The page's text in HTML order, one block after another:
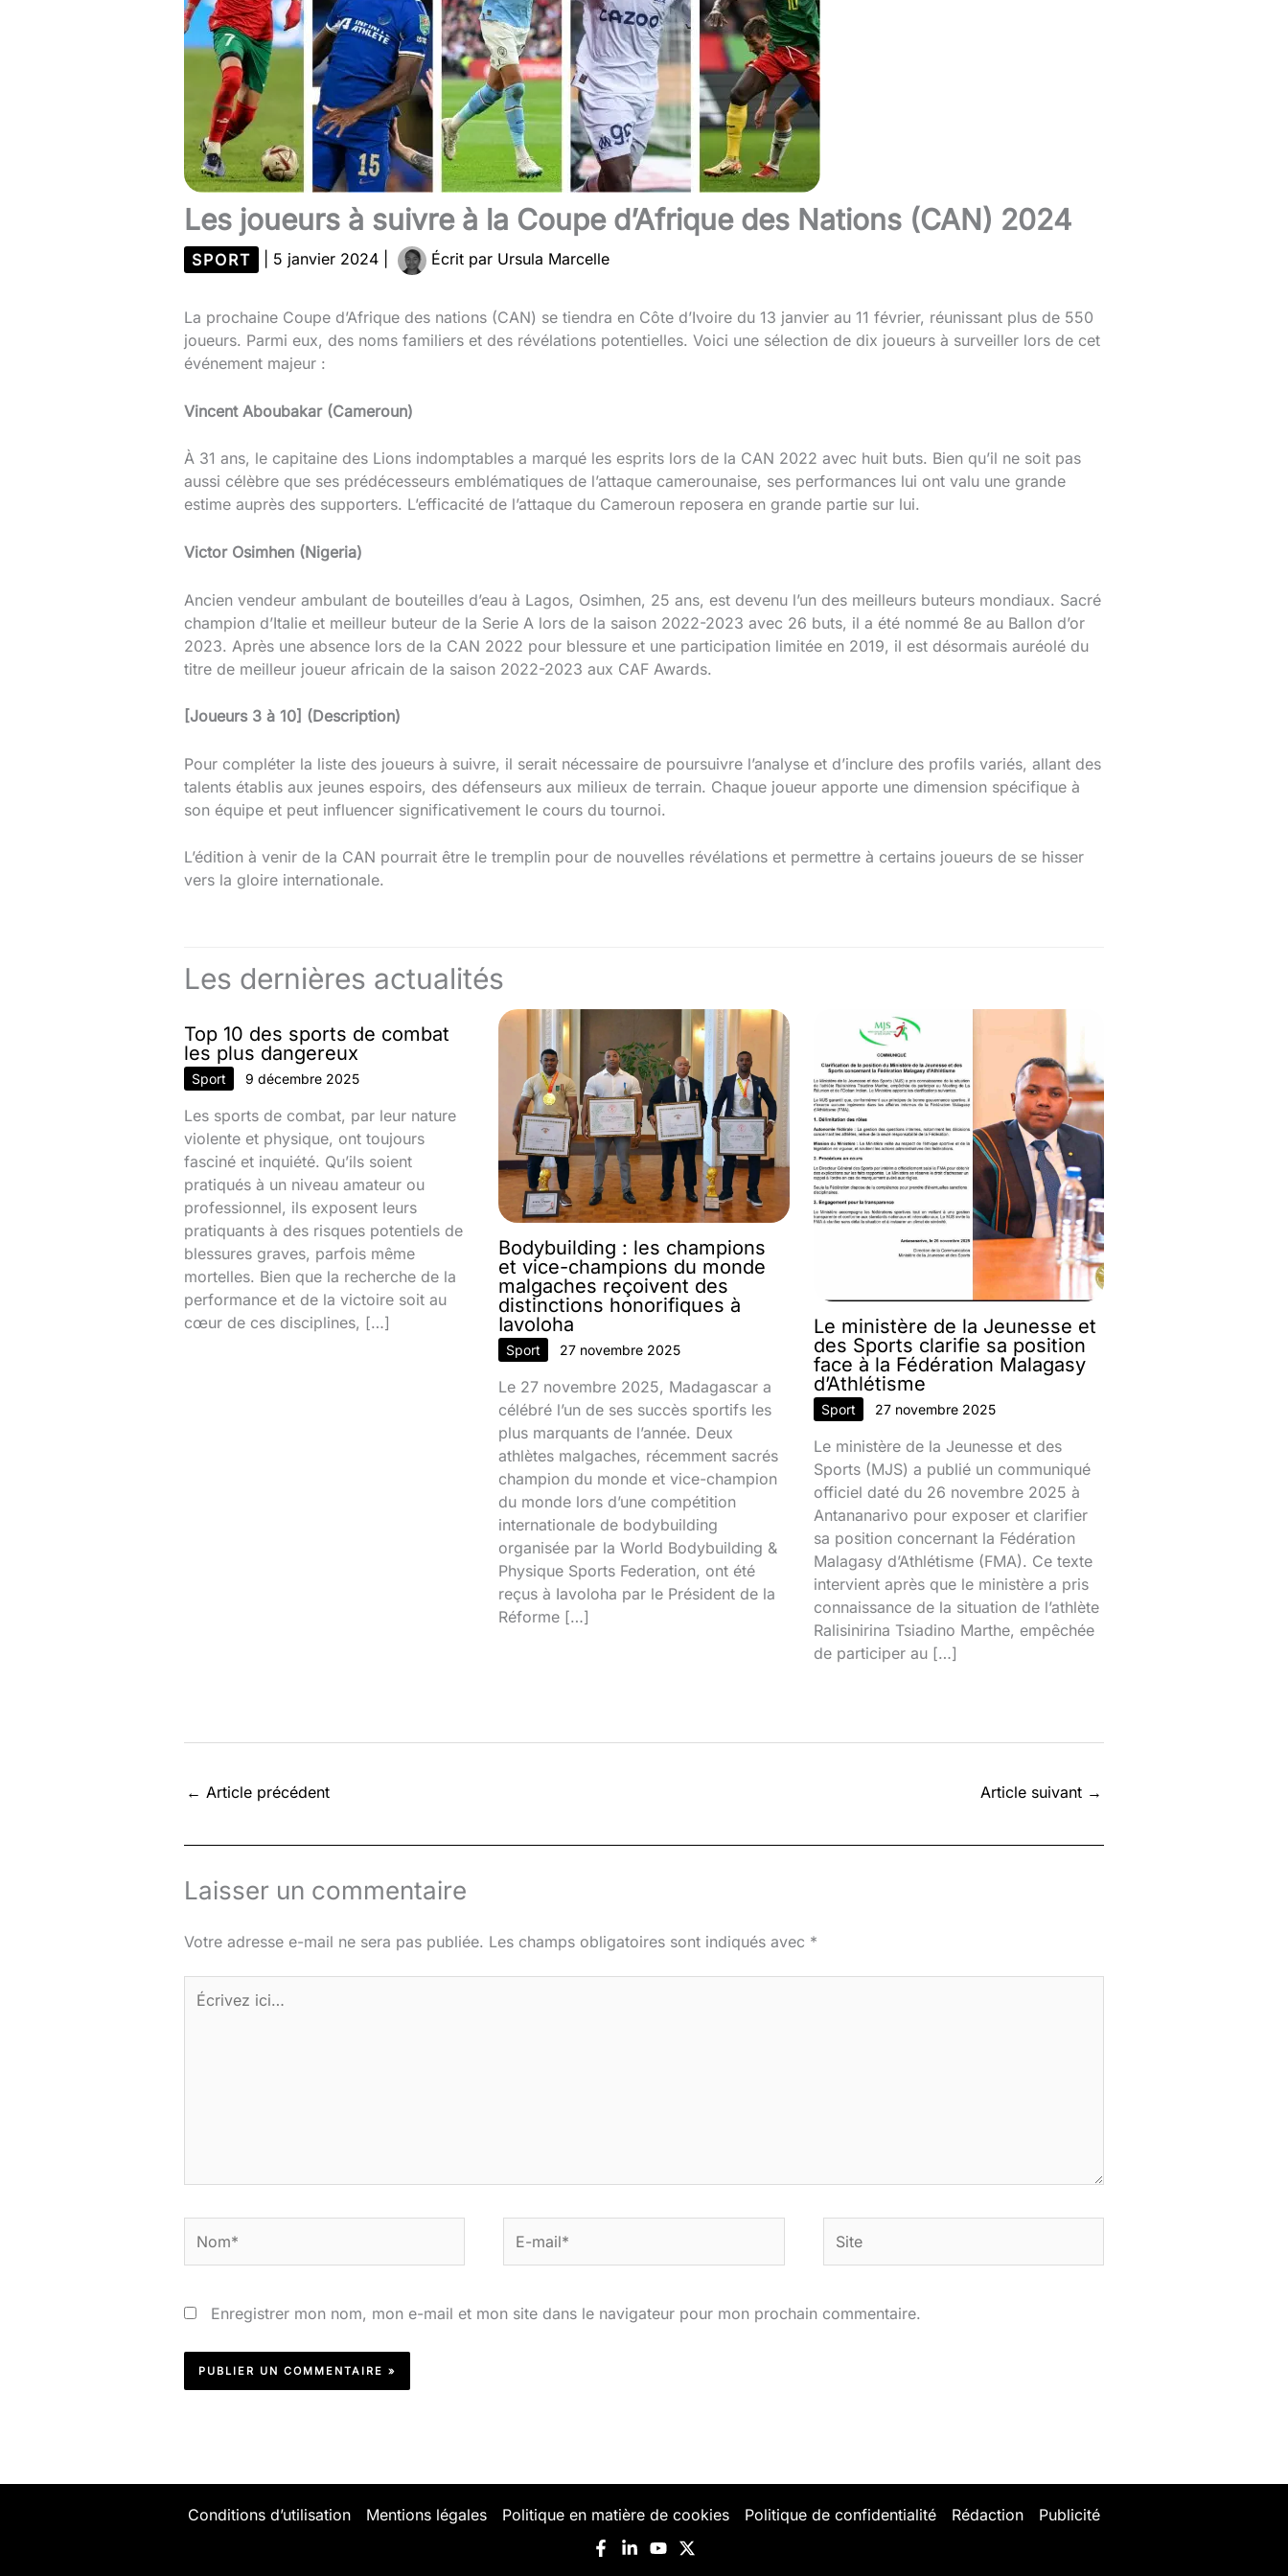
Les joueurs à suivre à la Coupe d’Afrique des Nations (CAN) 2024
SPORT 5 janvier 2024 Écrit par Ursula Marcelle
La prochaine Coupe d’Afrique des nations (CAN) se tiendra en Côte d’Ivoire du 13 janvier au 11 février, réunissant plus de 550
joueurs. Parmi eux, des noms familiers et des révélations potentielles. Voici une sélection de dix joueurs à surveiller lors de cet
événement majeur :
Vincent Aboubakar (Cameroun)
À 31 ans, le capitaine des Lions indomptables a marqué les esprits lors de la CAN 2022 avec huit buts. Bien qu’il ne soit pas
aussi célèbre que ses prédécesseurs emblématiques de l’attaque camerounaise, ses performances lui ont valu une grande
estime auprès des supporters. L’efficacité de l’attaque du Cameroun reposera en grande partie sur lui.
Victor Osimhen (Nigeria)
Ancien vendeur ambulant de bouteilles d’eau à Lagos, Osimhen, 25 ans, est devenu l’un des meilleurs buteurs mondiaux. Sacré
champion d’Italie et meilleur buteur de la Serie A lors de la saison 2022-2023 avec 26 buts, il a été nommé 8e au Ballon d’or
2023. Après une absence lors de la CAN 2022 pour blessure et une participation limitée en 2019, il est désormais auréolé du
titre de meilleur joueur africain de la saison 2022-2023 aux CAF Awards.
[Joueurs 3 à 10] (Description)
Pour compléter la liste des joueurs à suivre, il serait nécessaire de poursuivre l’analyse et d’inclure des profils variés, allant des
talents établis aux jeunes espoirs, des défenseurs aux milieux de terrain. Chaque joueur apporte une dimension spécifique à
son équipe et peut influencer significativement le cours du tournoi.
L’édition à venir de la CAN pourrait être le tremplin pour de nouvelles révélations et permettre à certains joueurs de se hisser
vers la gloire internationale.
Les dernières actualités
Top 10 des sports de combat
les plus dangereux
Sport 9 décembre 2025
Les sports de combat, par leur nature
violente et physique, ont toujours
fasciné et inquiété. Qu’ils soient
pratiqués à un niveau amateur ou
professionnel, ils exposent leurs
pratiquants à des risques potentiels de
blessures graves, parfois même
mortelles. Bien que la recherche de la
performance et de la victoire soit au
cœur de ces disciplines, […]
Bodybuilding : les champions
et vice-champions du monde
malgaches reçoivent des
distinctions honorifiques à
Iavoloha
Sport 27 novembre 2025
Le 27 novembre 2025, Madagascar a
célébré l’un de ses succès sportifs les
plus marquants de l’année. Deux
athlètes malgaches, récemment sacrés
champion du monde et vice-champion
du monde lors d’une compétition
internationale de bodybuilding
organisée par la World Bodybuilding &
Physique Sports Federation, ont été
reçus à Iavoloha par le Président de la
Réforme […]
Le ministère de la Jeunesse et
des Sports clarifie sa position
face à la Fédération Malagasy
d’Athlétisme
Sport 27 novembre 2025
Le ministère de la Jeunesse et des
Sports (MJS) a publié un communiqué
officiel daté du 26 novembre 2025 à
Antananarivo pour exposer et clarifier
sa position concernant la Fédération
Malagasy d’Athlétisme (FMA). Ce texte
intervient après que le ministère a pris
connaissance de la situation de l’athlète
Ralisinirina Tsiadino Marthe, empêchée
de participer au […]
← Article précédent Article suivant →
Laisser un commentaire
Votre adresse e-mail ne sera pas publiée. Les champs obligatoires sont indiqués avec *
ici…
mail*
Enregistrer mon nom, mon e-mail et mon site dans le navigateur pour mon prochain commentaire.
Conditions d’utilisation Mentions légales Politique en matière de cookies Politique de confidentialité Rédaction Publicité